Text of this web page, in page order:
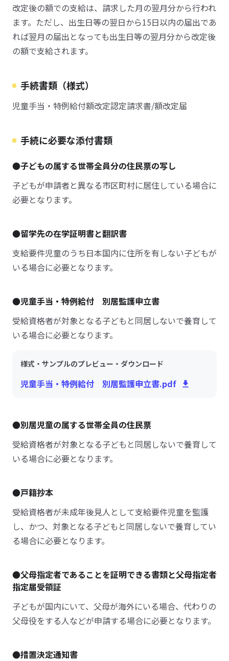
改定後の額での支給は、請求した月の翌月分から行われ
ます。ただし、出生日等の翌日から15日以内の届出であ
れば翌月の届出となっても出生日等の翌月分から改定後
の額で支給されます。
手続書類（様式）
児童手当・特例給付額改定認定請求書/額改定届
手続に必要な添付書類
●子どもの属する世帯全員分の住民票の写し
子どもが申請者と異なる市区町村に居住している場合に
必要となります。
●留学先の在学証明書と翻訳書
支給要件児童のうち日本国内に住所を有しない子どもが
いる場合に必要となります。
●児童手当・特例給付 別居監護申立書
受給資格者が対象となる子どもと同居しないで養育して
いる場合に必要となります。
様式・サンプルのプレビュー・ダウンロード
児童手当・特例給付 別居監護申立書.pdf
●別居児童の属する世帯全員の住民票
受給資格者が対象となる子どもと同居しないで養育して
いる場合に必要となります。
●戸籍抄本
受給資格者が未成年後見人として支給要件児童を監護
し、かつ、対象となる子どもと同居しないで養育してい
る場合に必要となります。
●父母指定者であることを証明できる書類と父母指定者
指定届受領証
子どもが国内にいて、父母が海外にいる場合、代わりの
父母役をする人などが申請する場合に必要となります。
●措置決定通知書